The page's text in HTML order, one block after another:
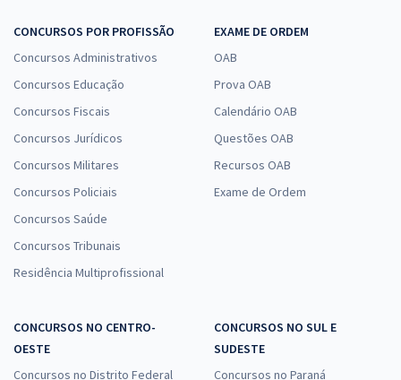
CONCURSOS POR PROFISSÃO
Concursos Administrativos
Concursos Educação
Concursos Fiscais
Concursos Jurídicos
Concursos Militares
Concursos Policiais
Concursos Saúde
Concursos Tribunais
Residência Multiprofissional
EXAME DE ORDEM
OAB
Prova OAB
Calendário OAB
Questões OAB
Recursos OAB
Exame de Ordem
CONCURSOS NO CENTRO-
OESTE
Concursos no Distrito Federal
CONCURSOS NO SUL E
SUDESTE
Concursos no Paraná